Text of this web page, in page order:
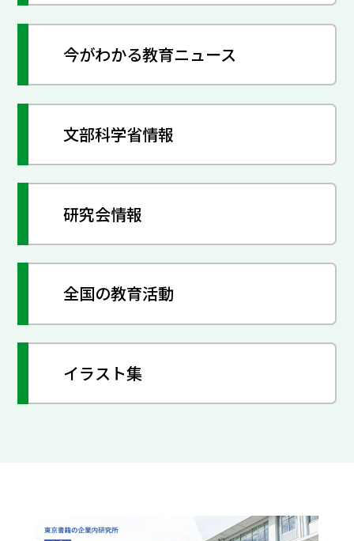
今がわかる教育ニュース
文部科学省情報
研究会情報
全国の教育活動
イラスト集